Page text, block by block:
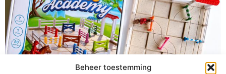
Beheer toestemming